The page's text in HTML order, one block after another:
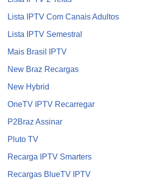
Lista IPTV Com Canais Adultos
Lista IPTV Semestral
Mais Brasil IPTV
New Braz Recargas
New Hybrid
OneTV IPTV Recarregar
P2Braz Assinar
Pluto TV
Recarga IPTV Smarters
Recargas BlueTV IPTV